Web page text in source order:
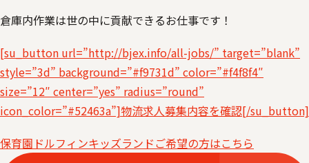
倉庫内作業は世の中に貢献できるお仕事です！
[su_button url=”http://bjex.info/all-jobs/” target=”blank”
style=”3d” background=”#f9731d” color=”#f4f8f4″
size=”12″ center=”yes” radius=”round”
icon_color=”#52463a”]物流求人募集内容を確認[/su_button]
保育園ドルフィンキッズランドご希望の方はこちら